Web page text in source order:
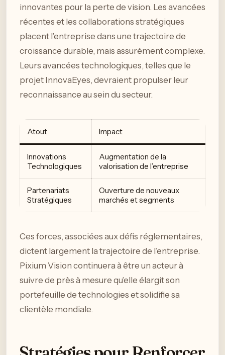
innovantes pour la perte de vision. Les avancées
récentes et les collaborations stratégiques
placent l’entreprise dans une trajectoire de
croissance durable, mais assurément complexe.
Leurs avancées technologiques, telles que le
projet InnovaEyes, devraient propulser leur
reconnaissance au sein du secteur.
Atout Impact
Innovations
Technologiques
Augmentation de la
valorisation de l’entreprise
Partenariats
Stratégiques
Ouverture de nouveaux
marchés et segments
Ces forces, associées aux défis réglementaires,
dictent largement la trajectoire de l’entreprise.
Pixium Vision continuera à être un acteur à
suivre de près à mesure qu’elle élargit son
portefeuille de technologies et solidifie sa
clientèle mondiale.